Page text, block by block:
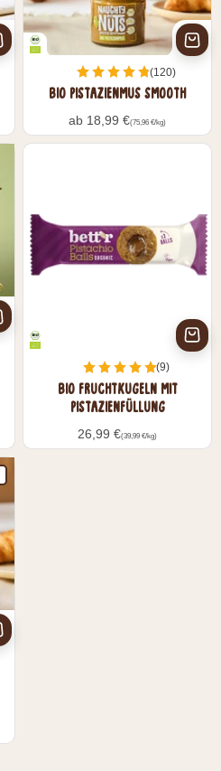
(120)
BIO PISTAZIENMUS SMOOTH
Angebot
ab 18,99 €(75,96 €/kg)
(9)
BIO FRUCHTKUGELN MIT
PISTAZIENFÜLLUNG
Angebot
26,99 €(39,99 €/kg)